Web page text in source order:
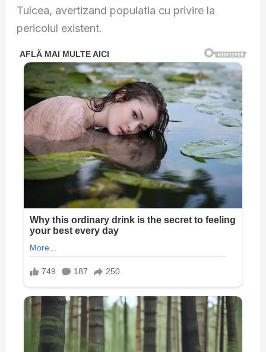
Tulcea, avertizand populatia cu privire la
pericolul existent.